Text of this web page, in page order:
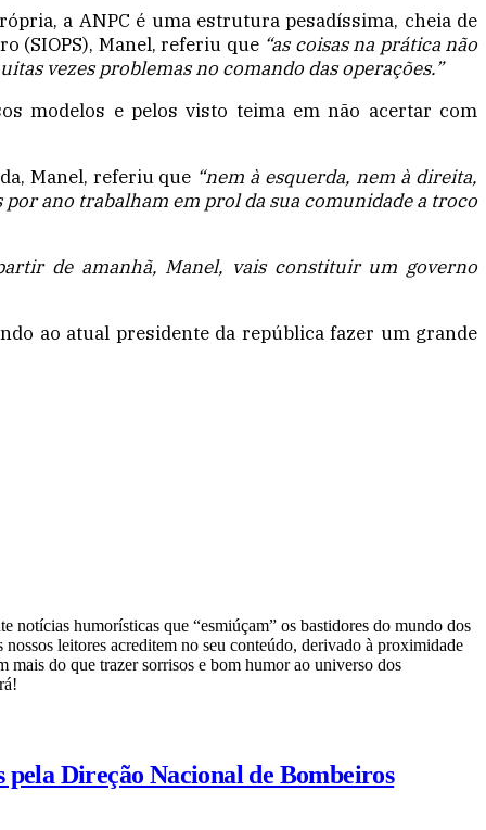
a ANPC é uma estrutura pesadíssima, cheia de
(SIOPS), Manel, referiu que “as coisas na prática não
vezes problemas no comando das operações.”
modelos e pelos visto teima em não acertar com
Manel, referiu que “nem à esquerda, nem à direita,
ano trabalham em prol da sua comunidade a troco
de amanhã, Manel, vais constituir um governo
ao atual presidente da república fazer um grande
notícias humorísticas que “esmiúçam” os bastidores do mundo dos
leitores acreditem no seu conteúdo, derivado à proximidade
mais do que trazer sorrisos e bom humor ao universo dos
Direção Nacional de Bombeiros